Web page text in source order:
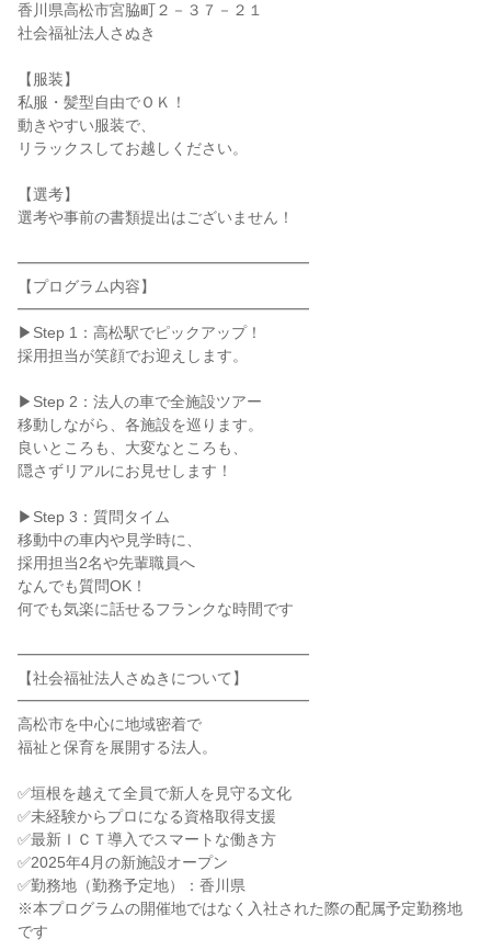
香川県高松市宮脇町２－３７－２１
社会福祉法人さぬき
【服装】
私服・髪型自由でＯＫ！
動きやすい服装で、
リラックスしてお越しください。
【選考】
選考や事前の書類提出はございません！
━━━━━━━━━━━━━━━━━━━
【プログラム内容】
━━━━━━━━━━━━━━━━━━━
▶Step 1：高松駅でピックアップ！
採用担当が笑顔でお迎えします。
▶Step 2：法人の車で全施設ツアー
移動しながら、各施設を巡ります。
良いところも、大変なところも、
隠さずリアルにお見せします！
▶Step 3：質問タイム
移動中の車内や見学時に、
採用担当2名や先輩職員へ
なんでも質問OK！
何でも気楽に話せるフランクな時間です
━━━━━━━━━━━━━━━━━━━
【社会福祉法人さぬきについて】
━━━━━━━━━━━━━━━━━━━
高松市を中心に地域密着で
福祉と保育を展開する法人。
✅垣根を越えて全員で新人を見守る文化
✅未経験からプロになる資格取得支援
✅最新ＩＣＴ導入でスマートな働き方
✅2025年4月の新施設オープン
✅勤務地（勤務予定地）：香川県
※本プログラムの開催地ではなく入社された際の配属予定勤務地
です